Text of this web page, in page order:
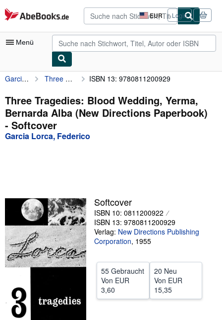
Zum Hauptinhalt
AbeBooks.de EUR
Seite
der
Einkaufseinstellungen.
Login
Menü
Nutzerkonto
Meine Bestellungen
Detailsuche
Sammlungen
Verkäufer werden
Hilfe
SCHLIESSEN
Garcia Lorca, Federico Three Tragedies: Blood Wedding, Yerma, Bernarda Alba (New Directions Paperbook) ISBN 13: 9780811200929
Three Tragedies: Blood Wedding, Yerma,
Bernarda Alba (New Directions Paperbook)
- Softcover
Garcia Lorca, Federico
Softcover
ISBN 10: 0811200922
ISBN 13: 9780811200929
Verlag: New Directions Publishing
Corporation, 1955
55 Gebraucht
Von EUR
3,60
20 Neu
Von EUR
15,35